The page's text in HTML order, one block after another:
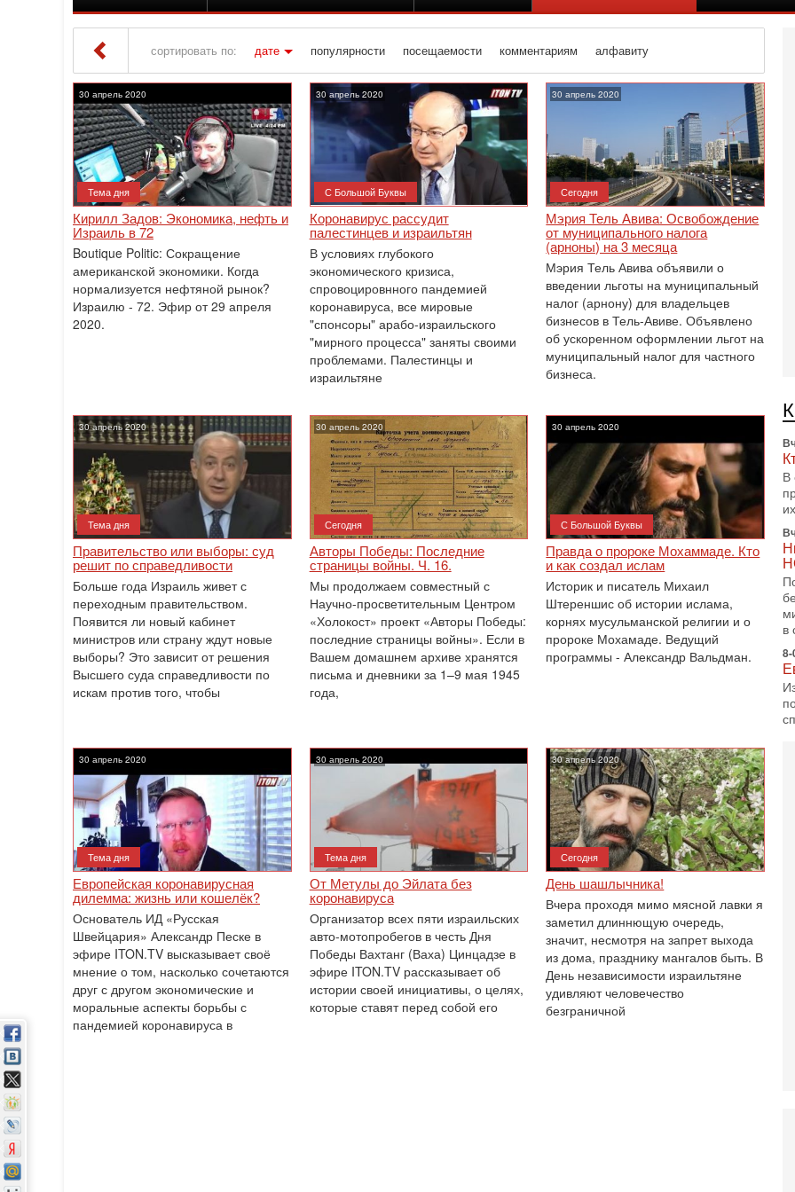
сортировать по: дате популярности посещаемости комментариям алфавиту
» Материалы за 30.04.2020
30 апрель 2020
Тема дня
Кирилл Задов: Экономика, нефть и
Израиль в 72
Boutique Politic: Сокращение
американской экономики. Когда
нормализуется нефтяной рынок?
Израилю - 72. Эфир от 29 апреля
2020.
30 апрель 2020
С Большой Буквы
Коронавирус рассудит
палестинцев и израильтян
В условиях глубокого
экономического кризиса,
спровоцировнного пандемией
коронавируса, все мировые
"спонсоры" арабо-израильского
"мирного процесса" заняты своими
проблемами. Палестинцы и
израильтяне
30 апрель 2020
Сегодня
Мэрия Тель Авива: Освобождение
от муниципального налога
(арноны) на 3 месяца
Мэрия Тель Авива объявили о
введении льготы на муниципальный
налог (арнону) для владельцев
бизнесов в Тель-Авиве. Объявлено
об ускоренном оформлении льгот на
муниципальный налог для частного
бизнеса.
30 апрель 2020
Тема дня
Правительство или выборы: суд
решит по справедливости
Больше года Израиль живет с
переходным правительством.
Появится ли новый кабинет
министров или страну ждут новые
выборы? Это зависит от решения
Высшего суда справедливости по
искам против того, чтобы
30 апрель 2020
Сегодня
Авторы Победы: Последние
страницы войны. Ч. 16.
Мы продолжаем совместный с
Научно-просветительным Центром
«Холокост» проект «Авторы Победы:
последние страницы войны». Если в
Вашем домашнем архиве хранятся
письма и дневники за 1–9 мая 1945
года,
30 апрель 2020
С Большой Буквы
Правда о пророке Мохаммаде. Кто
и как создал ислам
Историк и писатель Михаил
Штереншис об истории ислама,
корнях мусульманской религии и о
пророке Мохамаде. Ведущий
программы - Александр Вальдман.
30 апрель 2020
Тема дня
Европейская коронавирусная
дилемма: жизнь или кошелёк?
Основатель ИД «Русская
Швейцария» Александр Песке в
эфире ITON.TV высказывает своё
мнение о том, насколько сочетаются
друг с другом экономические и
моральные аспекты борьбы с
пандемией коронавируса в
30 апрель 2020
Тема дня
От Метулы до Эйлата без
коронавируса
Организатор всех пяти израильских
авто-мотопробегов в честь Дня
Победы Вахтанг (Ваха) Цинцадзе в
эфире ITON.TV рассказывает об
истории своей инициативы, о целях,
которые ставят перед собой его
30 апрель 2020
Сегодня
День шашлычника!
Вчера проходя мимо мясной лавки я
заметил длиннющую очередь,
значит, несмотря на запрет выхода
из дома, празднику мангалов быть. В
День независимости израильтяне
удивляют человечество
безграничной
В
в
8-